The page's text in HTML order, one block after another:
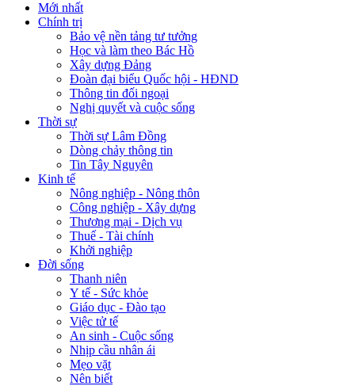
Mới nhất
Chính trị
Bảo vệ nền tảng tư tưởng
Học và làm theo Bác Hồ
Xây dựng Đảng
Đoàn đại biểu Quốc hội - HĐND
Thông tin đối ngoại
Nghị quyết và cuộc sống
Thời sự
Thời sự Lâm Đồng
Dòng chảy thông tin
Tin Tây Nguyên
Kinh tế
Nông nghiệp - Nông thôn
Công nghiệp - Xây dựng
Thương mại - Dịch vụ
Thuế - Tài chính
Khởi nghiệp
Đời sống
Thanh niên
Y tế - Sức khỏe
Giáo dục - Đào tạo
Việc tử tế
An sinh - Cuộc sống
Nhịp cầu nhân ái
Mẹo vặt
Nên biết